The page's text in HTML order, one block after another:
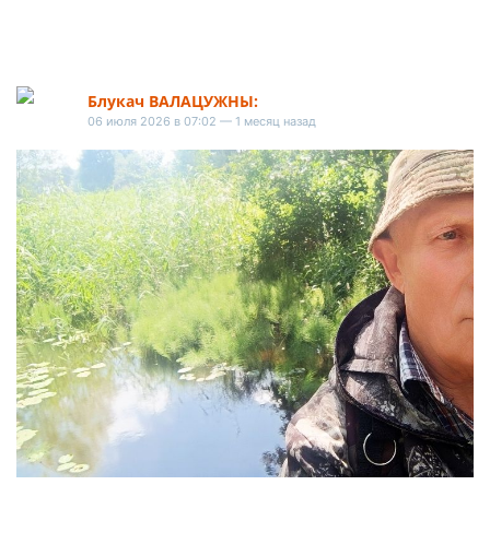
Блукач ВАЛАЦУЖНЫ:
06 июля 2026 в 07:02 — 1 месяц назад